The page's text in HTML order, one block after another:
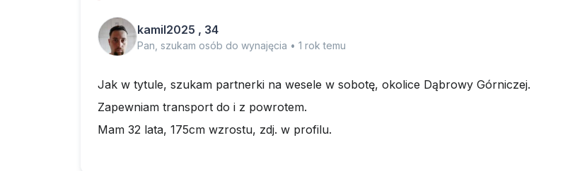
kamil2025 , 34
Pan, szukam osób do wynajęcia • 1 rok temu
Jak w tytule, szukam partnerki na wesele w sobotę, okolice Dąbrowy Górniczej.
Zapewniam transport do i z powrotem.
Mam 32 lata, 175cm wzrostu, zdj. w profilu.